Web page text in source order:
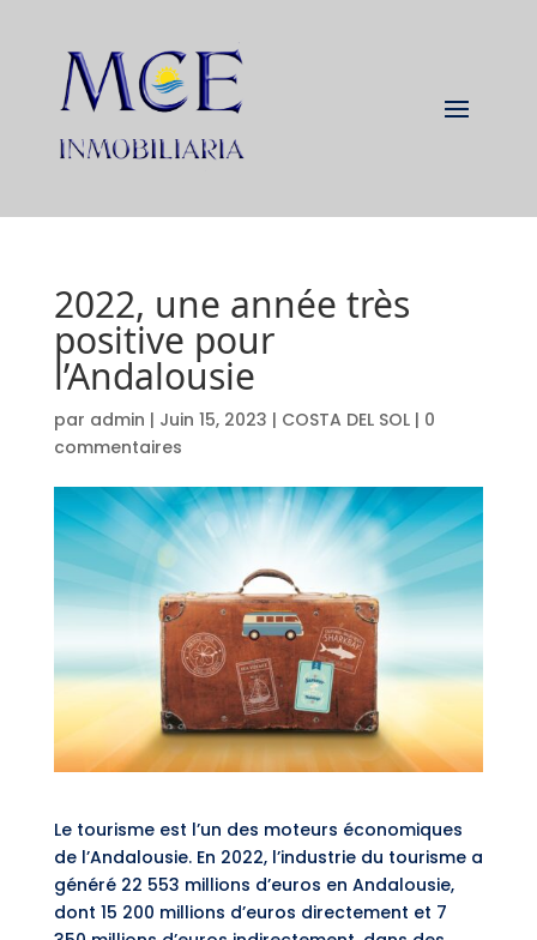
2022, une année très
positive pour
l’Andalousie
par admin | Juin 15, 2023 | COSTA DEL SOL| 0
commentaires
Le tourisme est l’un des moteurs économiques
de l’Andalousie. En 2022, l’industrie du tourisme a
généré 22 553 millions d’euros en Andalousie,
dont 15 200 millions d’euros directement et 7